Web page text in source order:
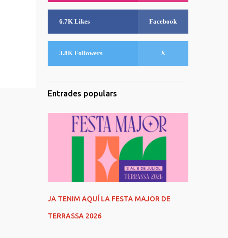
6.7K Likes Facebook
3.8K Followers X
Entrades populars
JA TENIM AQUÍ LA FESTA MAJOR DE
TERRASSA 2026